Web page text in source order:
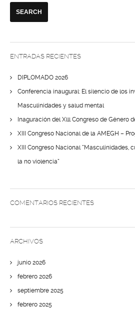
ENTRADAS RECIENTES
DIPLOMADO 2026
Conferencia inaugural: El silencio de los
Masculinidades y salud mental
Inaguración del Xlll Congreso de Género
XIII Congreso Nacional de la AMEGH –
XIII Congreso Nacional “Masculinidades,
la no violencia”
COMENTARIOS RECIENTES
ARCHIVOS
junio 2026
febrero 2026
septiembre 2025
febrero 2025